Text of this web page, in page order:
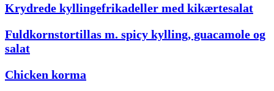
Krydrede kyllingefrikadeller med kikærtesalat
Fuldkornstortillas m. spicy kylling, guacamole og
salat
Chicken korma